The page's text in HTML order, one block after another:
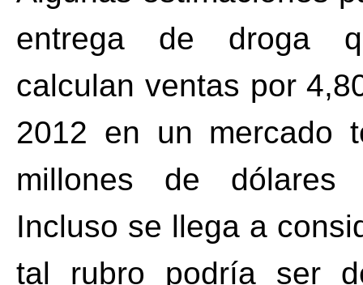
entrega de droga
calculan ventas por
2012 en un mercado
millones de dólares
Incluso se llega a
tal rubro podría ser